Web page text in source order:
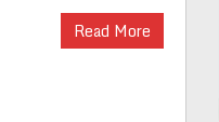
Read More